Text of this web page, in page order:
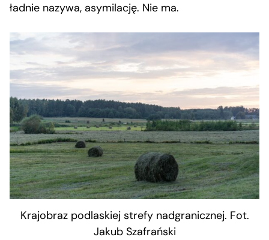
ładnie nazywa, asymilację. Nie ma.
Krajobraz podlaskiej strefy nadgranicznej. Fot.
Jakub Szafrański